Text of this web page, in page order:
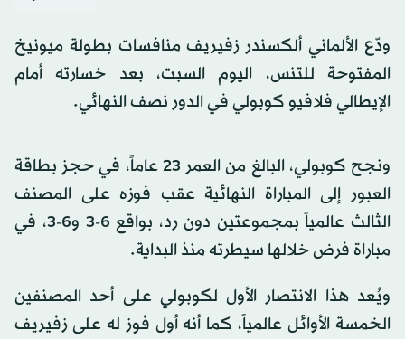
ودّع الألماني ألكسندر زفيريف منافسات بطولة ميونيخ
المفتوحة للتنس، اليوم السبت، بعد خسارته أمام
الإيطالي فلافيو كوبولي في الدور نصف النهائي.
ونجح كوبولي، البالغ من العمر 23 عاماً، في حجز بطاقة
العبور إلى المباراة النهائية عقب فوزه على المصنف
الثالث عالمياً بمجموعتين دون رد، بواقع 6-3 و6-3، في
مباراة فرض خلالها سيطرته منذ البداية.
ويُعد هذا الانتصار الأول لكوبولي على أحد المصنفين
الخمسة الأوائل عالمياً، كما أنه أول فوز له على زفيريف